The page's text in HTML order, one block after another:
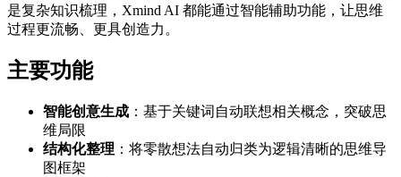
是复杂知识梳理，Xmind AI 都能通过智能辅助功能，让思维
过程更流畅、更具创造力。
主要功能
智能创意生成 ：基于关键词自动联想相关概念，突破思
维局限
结构化整理 ：将零散想法自动归类为逻辑清晰的思维导
图框架